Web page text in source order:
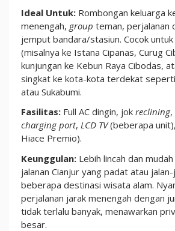
Ideal Untuk: Rombongan keluarga
menengah, group teman, perjalanan
jemput bandara/stasiun. Cocok untuk
(misalnya ke Istana Cipanas, Curug
kunjungan ke Kebun Raya Cibodas,
singkat ke kota-kota terdekat
atau Sukabumi.
Fasilitas: Full AC dingin, jok reclining,
charging port, LCD TV(beberapa unit),
Hiace Premio).
Keunggulan: Lebih lincah dan
jalanan Cianjur yang padat atau
beberapa destinasi wisata alam.
perjalanan jarak menengah dengan
tidak terlalu banyak, menawarkan
besar.